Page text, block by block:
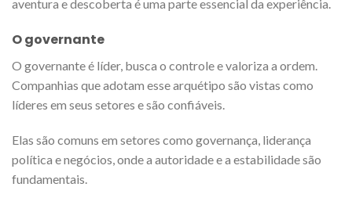
aventura e descoberta é uma parte essencial da experiência.
O governante
O governante é líder, busca o controle e valoriza a ordem.
Companhias que adotam esse arquétipo são vistas como
líderes em seus setores e são confiáveis.
Elas são comuns em setores como governança, liderança
política e negócios, onde a autoridade e a estabilidade são
fundamentais.